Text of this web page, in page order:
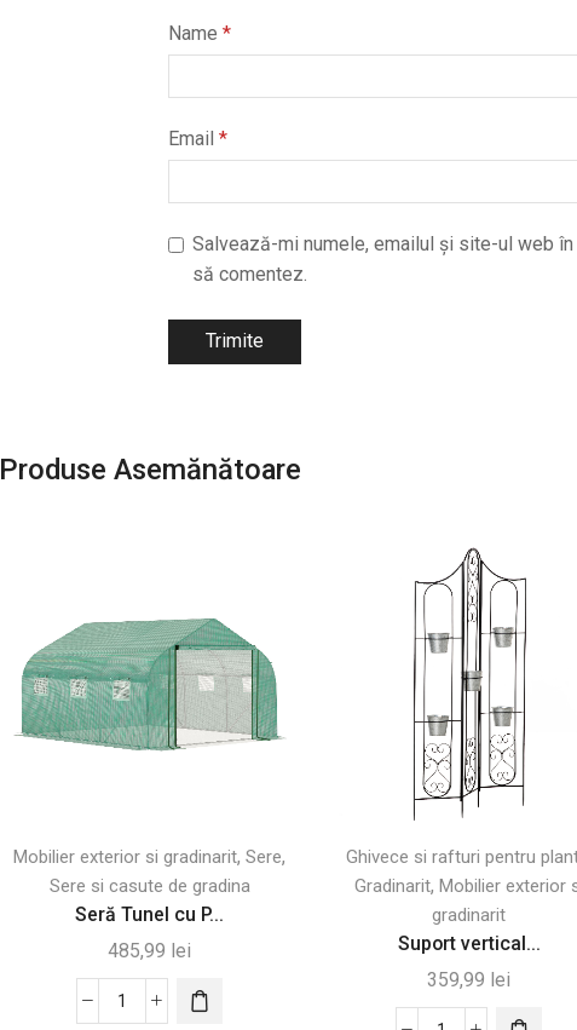
Name *
Email *
Salvează-mi numele, emailul și site-ul web
să comentez.
Produse Asemănătoare
Mobilier exterior si gradinarit,Sere,
Sere si casute de gradina
Seră Tunel cu P...
485,99 lei
Cantitate
Ghivece si rafturi pentru
Gradinarit, Mobilier exterior
gradinarit
Suport vertical...
359,99 lei